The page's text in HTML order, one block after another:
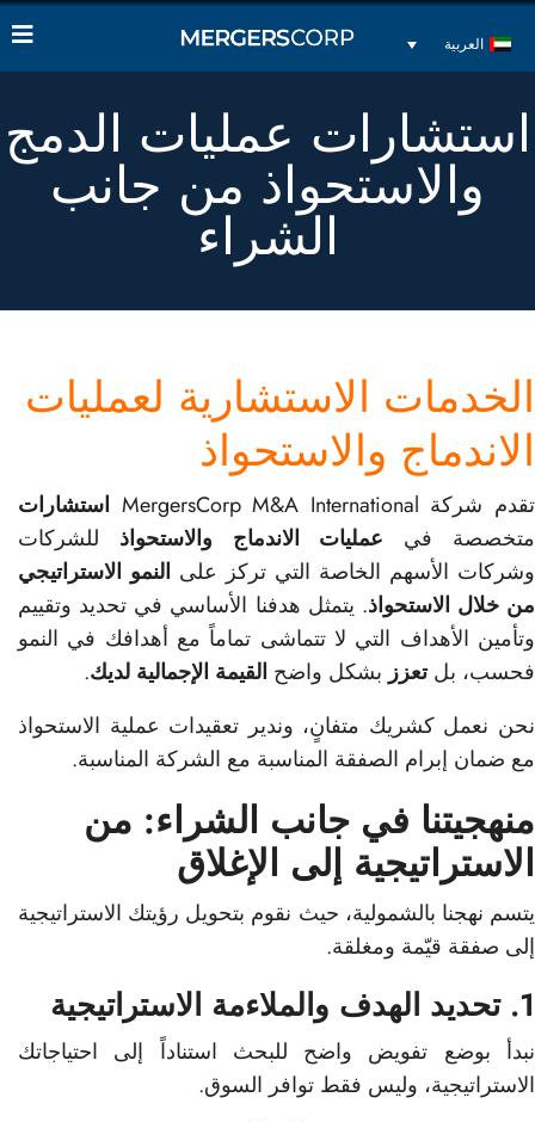
العربية
استشارات عمليات الدمج
والاستحواذ من جانب
الشراء
الخدمات الاستشارية لعمليات
الاندماج والاستحواذ
تقدم شركة MergersCorp M&A International
استشارات
متخصصة في عمليات الاندماج والاستحواذ للشركات
وشركات الأسهم الخاصة التي تركز على النمو الاستراتيجي
من خلال الاستحواذ. يتمثل هدفنا الأساسي في تحديد وتقييم
وتأمين الأهداف التي لا تتماشى تماماً مع أهدافك في النمو
فحسب، بلتعزز بشكل واضح القيمة الإجمالية لديك.
نحن نعمل كشريك متفانٍ، وندير تعقيدات عملية الاستحواذ
مع ضمان إبرام الصفقة المناسبة مع الشركة المناسبة.
منهجيتنا في جانب الشراء: من
الاستراتيجية إلى الإغلاق
يتسم نهجنا بالشمولية، حيث نقوم بتحويل رؤيتك الاستراتيجية
إلى صفقة قيّمة ومغلقة.
1. تحديد الهدف والملاءمة الاستراتيجية
نبدأ بوضع تفويض واضح للبحث استناداً إلى احتياجاتك
الاستراتيجية، وليس فقط توافر السوق.